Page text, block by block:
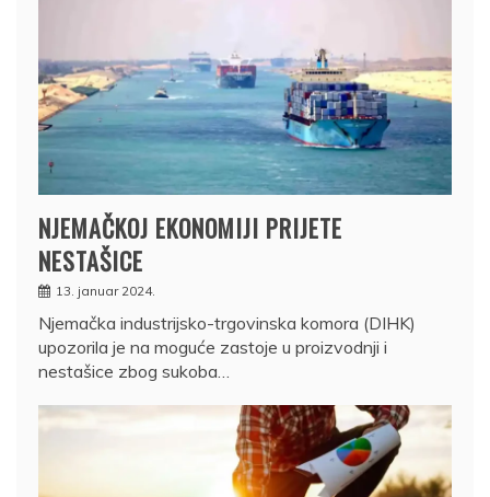
NJEMAČKOJ EKONOMIJI PRIJETE
NESTAŠICE
13. januar 2024.
Njemačka industrijsko-trgovinska komora (DIHK)
upozorila je na moguće zastoje u proizvodnji i
nestašice zbog sukoba…